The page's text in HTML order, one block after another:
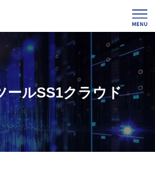
ールSS1クラウド